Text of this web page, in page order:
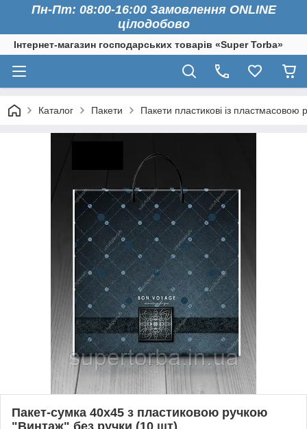
Пн-Пт: 08:00-16:00 Замовлення ONLINE
цілодобово
Інтернет-магазин господарських товарів «Super Torba»
Каталог Пакети Пакети пластикові із пластмасовою
Пакет-сумка 40х45 з пластиковою ручкою
"Винтаж" без ручки (10 шт)